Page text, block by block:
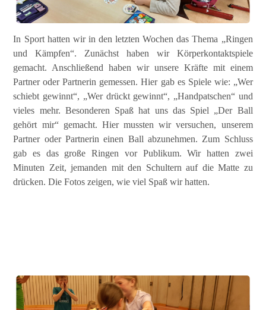
Ringen und Kämpfen
In Sport hatten wir in den letzten Wochen das Thema „Ringen
und Kämpfen“. Zunächst haben wir Körperkontaktspiele
gemacht. Anschließend haben wir unsere Kräfte mit einem
Partner oder Partnerin gemessen. Hier gab es Spiele wie: „Wer
schiebt gewinnt“, „Wer drückt gewinnt“, „Handpatschen“ und
vieles mehr. Besonderen Spaß hat uns das Spiel „Der Ball
gehört mir“ gemacht. Hier mussten wir versuchen, unserem
Partner oder Partnerin einen Ball abzunehmen. Zum Schluss
gab es das große Ringen vor Publikum. Wir hatten zwei
Minuten Zeit, jemanden mit den Schultern auf die Matte zu
drücken. Die Fotos zeigen, wie viel Spaß wir hatten.